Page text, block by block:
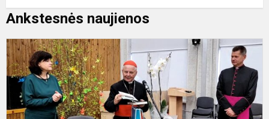
Ankstesnės naujienos